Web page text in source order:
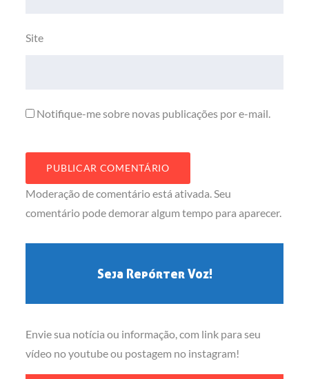
Site
Notifique-me sobre novas publicações por e-mail.
Moderação de comentário está ativada. Seu
comentário pode demorar algum tempo para aparecer.
Seja Repórter Voz!
Envie sua notícia ou informação, com link para seu
vídeo no youtube ou postagem no instagram!